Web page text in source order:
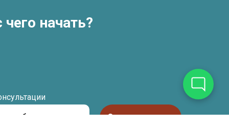
начать?
Оставить заявку